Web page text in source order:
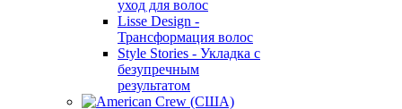
уход для волос
Lisse Design -
Трансформация волос
Style Stories - Укладка с
безупречным
результатом